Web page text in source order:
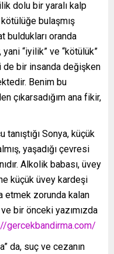
dolu bir yaralı kalp
bulaşmış
buldukları oranda
“iyilik” ve “kötülük”
bir insanda değişken
Benim bu
çıkarsadığım ana fikir,
Sonya, küçük
yaşadığı çevresi
Alkolik babası, üvey
küçük üvey kardeşi
etmek zorunda kalan
bir önceki yazımızda
gercekbandirma.com/
da, suç ve cezanın